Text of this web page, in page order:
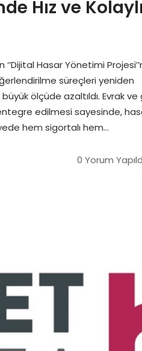
Hız ve
Hasar Yönetimi
süreçleri yeniden
ölçüde azaltıldı. Evrak ve
edilmesi sayesinde,
hem sigortalı hem…
0 Yorum